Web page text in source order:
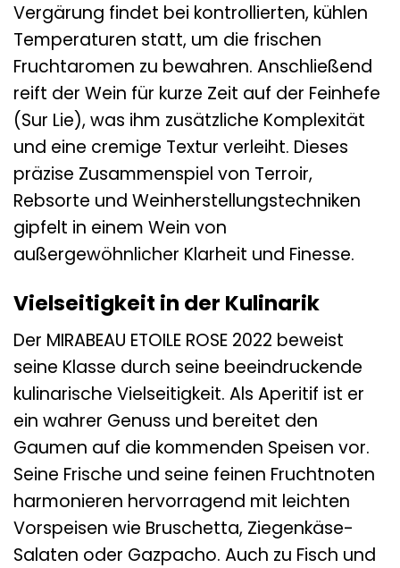
Vergärung findet bei kontrollierten, kühlen
Temperaturen statt, um die frischen
Fruchtaromen zu bewahren. Anschließend
reift der Wein für kurze Zeit auf der Feinhefe
(Sur Lie), was ihm zusätzliche Komplexität
und eine cremige Textur verleiht. Dieses
präzise Zusammenspiel von Terroir,
Rebsorte und Weinherstellungstechniken
gipfelt in einem Wein von
außergewöhnlicher Klarheit und Finesse.
Vielseitigkeit in der Kulinarik
Der MIRABEAU ETOILE ROSE 2022 beweist
seine Klasse durch seine beeindruckende
kulinarische Vielseitigkeit. Als Aperitif ist er
ein wahrer Genuss und bereitet den
Gaumen auf die kommenden Speisen vor.
Seine Frische und seine feinen Fruchtnoten
harmonieren hervorragend mit leichten
Vorspeisen wie Bruschetta, Ziegenkäse-
Salaten oder Gazpacho. Auch zu Fisch und